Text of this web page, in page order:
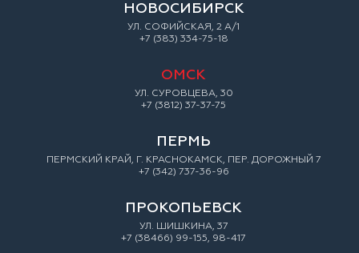
НОВОСИБИРСК
УЛ. СОФИЙСКАЯ, 2 А/1
+7 (383) 334-75-18
ОМСК
УЛ. СУРОВЦЕВА, 30
+7 (3812) 37-37-75
ПЕРМЬ
ПЕРМСКИЙ КРАЙ, Г. КРАСНОКАМСК, ПЕР. ДОРОЖНЫЙ 7
+7 (342) 737-36-96
ПРОКОПЬЕВСК
УЛ. ШИШКИНА, 37
+7 (38466) 99-155, 98-417